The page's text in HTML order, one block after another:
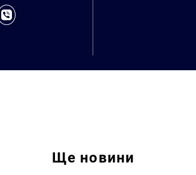
Ще новини